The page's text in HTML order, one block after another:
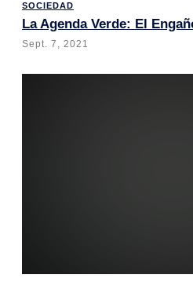
SOCIEDAD
La Agenda Verde: El
Sept. 7, 2021